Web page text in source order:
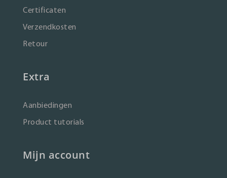
Certificaten
Verzendkosten
Retour
Extra
Aanbiedingen
Product tutorials
Mijn account